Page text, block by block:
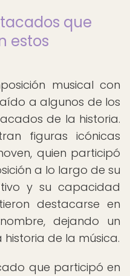
que
estos
musical con
a algunos de los
de la historia.
figuras icónicas
quien participó
a lo largo de su
y su capacidad
destacarse en
dejando un
de la música.
que participó en